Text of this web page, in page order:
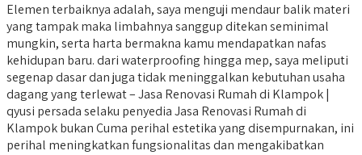
Elemen terbaiknya adalah, saya menguji mendaur balik materi
yang tampak maka limbahnya sanggup ditekan seminimal
mungkin, serta harta bermakna kamu mendapatkan nafas
kehidupan baru. dari waterproofing hingga mep, saya meliputi
segenap dasar dan juga tidak meninggalkan kebutuhan usaha
dagang yang terlewat – Jasa Renovasi Rumah di Klampok |
qyusi persada selaku penyedia Jasa Renovasi Rumah di
Klampok bukan Cuma perihal estetika yang disempurnakan, ini
perihal meningkatkan fungsionalitas dan mengakibatkan